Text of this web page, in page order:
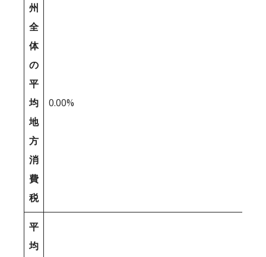
州
全
体
の
平
均
地
方
消
費
税
0.00%
平
均